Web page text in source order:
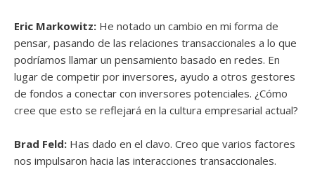
Eric Markowitz: He notado un cambio en mi forma de
pensar, pasando de las relaciones transaccionales a lo que
podríamos llamar un pensamiento basado en redes. En
lugar de competir por inversores, ayudo a otros gestores
de fondos a conectar con inversores potenciales. ¿Cómo
cree que esto se reflejará en la cultura empresarial actual?
Brad Feld: Has dado en el clavo. Creo que varios factores
nos impulsaron hacia las interacciones transaccionales.